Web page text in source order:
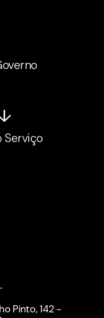
Serviço
Pinto, 142 -